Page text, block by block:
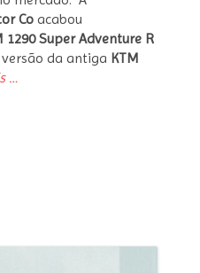
Co acabou
1290 Super Adventure R
da antiga KTM
…